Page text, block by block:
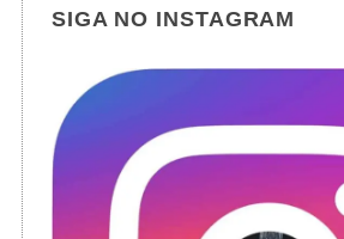
SIGA NO INSTAGRAM